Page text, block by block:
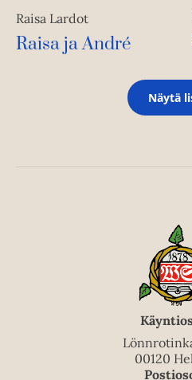
Raisa Lardot
Raisa ja André
Näytä
00120